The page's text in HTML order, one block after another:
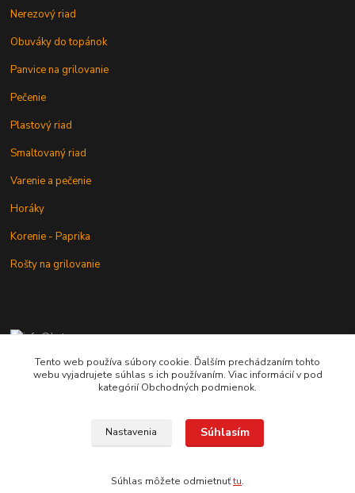
Nerezový riad
Obuváky do topánok
Panvice na grilovanie
Pečenie
Plastový riad
Smaltovaný riad
Varenie a pečenie
Horáky
Korenie - Paprika
Rošty na grilovanie
+421 902 212 007
od 8:00 - do 16:00 hod
Copyright © 2017-2027 MACSHOP.SK, všetky práva vyhradené..
Tento web používa súbory cookie. Ďalším prechádzaním tohto
webu vyjadrujete súhlas s ich používaním. Viac informácií v pod
kategórií Obchodných podmienok.
Nastavenia Súhlasím
Súhlas môžete odmietnuťtu.